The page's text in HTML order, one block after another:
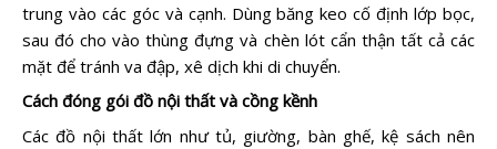
trung vào các góc và cạnh. Dùng băng keo cố định lớp bọc,
sau đó cho vào thùng đựng và chèn lót cẩn thận tất cả các
mặt để tránh va đập, xê dịch khi di chuyển.
Cách đóng gói đồ nội thất và cồng kềnh
Các đồ nội thất lớn như tủ, giường, bàn ghế, kệ sách nên